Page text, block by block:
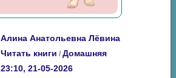
Алина Анатольевна Лёвина
Читать книги /Домашняя
23:10, 21-05-2026